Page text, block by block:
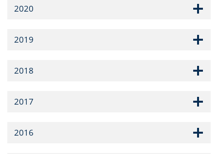
2020
2019
2018
2017
2016